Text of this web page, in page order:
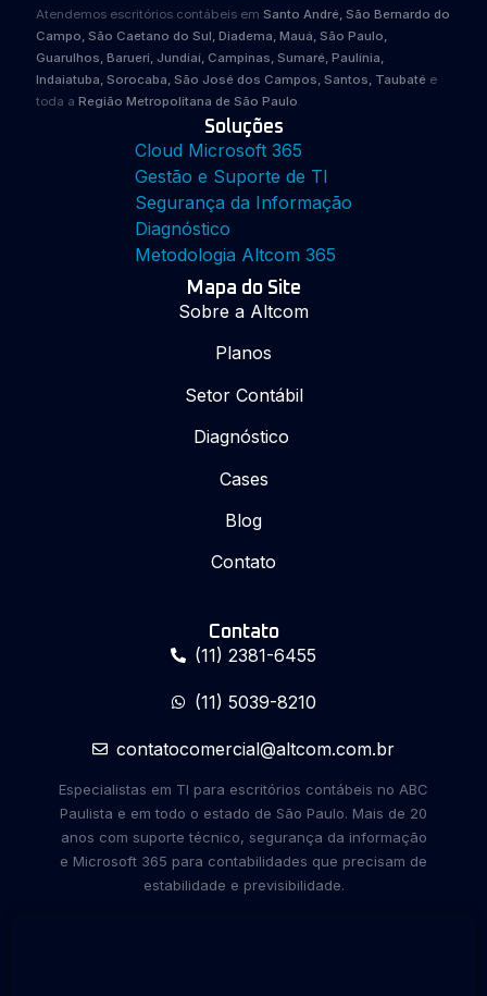
Atendemos escritórios contábeis em Santo André, São Bernardo do
Campo, São Caetano do Sul, Diadema, Mauá, São Paulo,
Guarulhos, Barueri, Jundiaí, Campinas, Sumaré, Paulínia,
Indaiatuba, Sorocaba, São José dos Campos, Santos, Taubaté e
toda a Região Metropolitana de São Paulo.
Soluções
Cloud Microsoft 365
Gestão e Suporte de TI
Segurança da Informação
Diagnóstico
Metodologia Altcom 365
Mapa do Site
Sobre a Altcom
Planos
Setor Contábil
Diagnóstico
Cases
Blog
Contato
Contato
(11) 2381-6455
(11) 5039-8210
contatocomercial@altcom.com.br
Especialistas em TI para escritórios contábeis no ABC
Paulista e em todo o estado de São Paulo. Mais de 20
anos com suporte técnico, segurança da informação
e Microsoft 365 para contabilidades que precisam de
estabilidade e previsibilidade.